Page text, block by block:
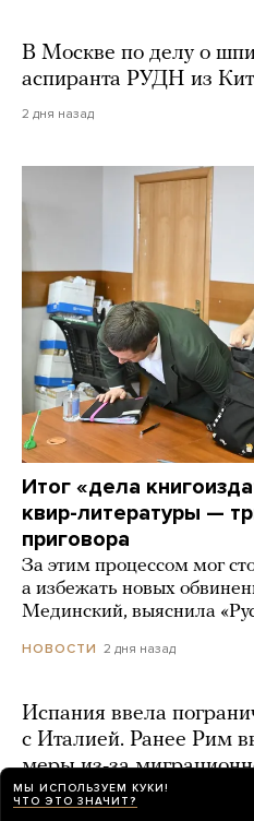
В Москве по делу о
аспиранта РУДН из
2 дня назад
Итог «дела
квир-литературы —
приговора
За этим процессом мог
а избежать новых
Мединский, выяснила
НОВОСТИ 2 дня назад
Испания ввела
с Италией. Ранее Рим
меры из-за
2 дня назад
МЫ ИСПОЛЬЗУЕМ КУКИ!
ЧТО ЭТО ЗНАЧИТ?